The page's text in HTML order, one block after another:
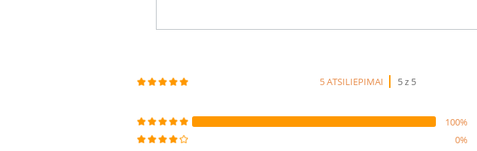
5 ATSILIEPIMAI 5 z 5
100%
0%